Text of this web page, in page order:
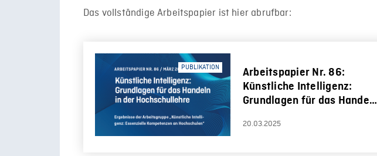
Das vollständige Arbeitspapier ist hier abrufbar:
PUBLIKATION
Arbeitspapier Nr. 86:
Künstliche Intelligenz:
Grundlagen für das Handeln
20.03.2025